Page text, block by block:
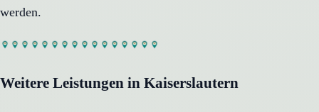
werden.
Weitere Leistungen in Kaiserslautern